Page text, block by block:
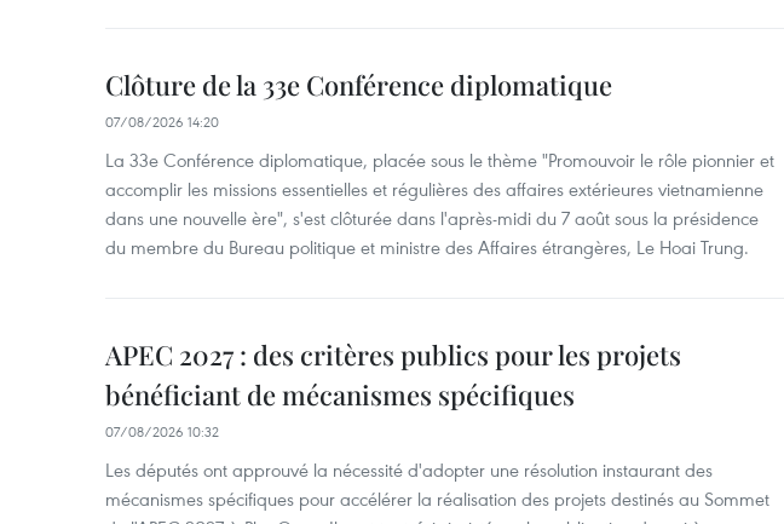
Clôture de la 33e Conférence diplomatique
07/08/2026 14:20
La 33e Conférence diplomatique, placée sous le thème "Promouvoir le rôle pionnier et
accomplir les missions essentielles et régulières des affaires extérieures vietnamienne
dans une nouvelle ère", s'est clôturée dans l'après-midi du 7 août sous la présidence
du membre du Bureau politique et ministre des Affaires étrangères, Le Hoai Trung.
APEC 2027 : des critères publics pour les projets
bénéficiant de mécanismes spécifiques
07/08/2026 10:32
Les députés ont approuvé la nécessité d'adopter une résolution instaurant des
mécanismes spécifiques pour accélérer la réalisation des projets destinés au Sommet